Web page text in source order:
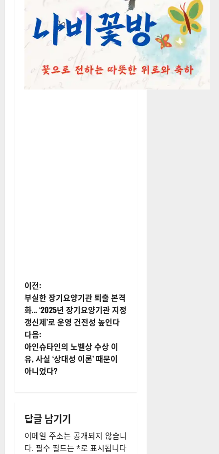
게
시
물
내
비
이
션
이전:
부실한 장기요양기관 퇴출 본격
화… ‘2025년 장기요양기관 지정
갱신제’로 운영 건전성 높인다
다음:
아인슈타인의 노벨상 수상 이
유, 사실 ‘상대성 이론’ 때문이
아니었다?
답글 남기기
이메일 주소는 공개되지 않습니
다. 필수 필드는 *로 표시됩니다